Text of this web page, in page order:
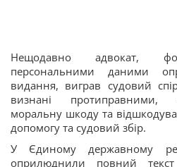
Нещодавно адвокат,
персональними даними
видання, виграв судовий
визнані протиправними,
моральну шкоду та
допомогу та судовий збір.
У Єдиному державному
оприлюднили повний